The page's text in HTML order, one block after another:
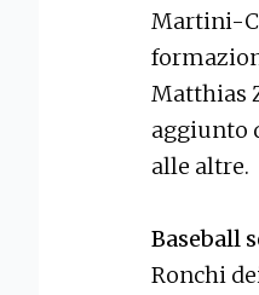
Martini-
Matthias
aggiunto
alle altre.
Baseball
Ronchi